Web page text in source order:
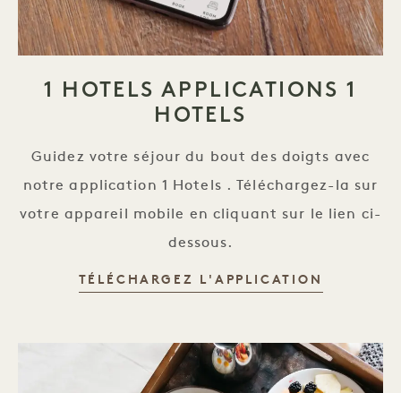
1 HOTELS APPLICATIONS 1
HOTELS
Guidez votre séjour du bout des doigts avec
notre application 1 Hotels . Téléchargez-la sur
votre appareil mobile en cliquant sur le lien ci-
dessous.
TÉLÉCHARGEZ L'APPLICATION